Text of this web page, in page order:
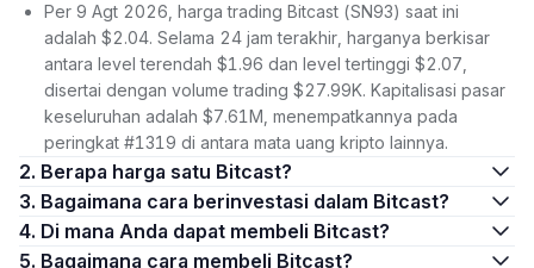
Per 9 Agt 2026, harga trading Bitcast (SN93) saat ini
adalah $2.04. Selama 24 jam terakhir, harganya berkisar
antara level terendah $1.96 dan level tertinggi $2.07,
disertai dengan volume trading $27.99K. Kapitalisasi pasar
keseluruhan adalah $7.61M, menempatkannya pada
peringkat #1319 di antara mata uang kripto lainnya.
2. Berapa harga satu Bitcast?
3. Bagaimana cara berinvestasi dalam Bitcast?
4. Di mana Anda dapat membeli Bitcast?
5. Bagaimana cara membeli Bitcast?